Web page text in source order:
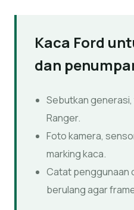
Kaca Ford
dan
Sebutkan
Ranger.
Foto kamera,
marking kaca.
Catat penggunaan
berulang agar